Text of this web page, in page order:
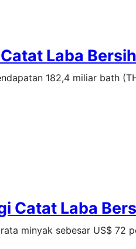
Laba
182,4 miliar bath
Catat Laba
minyak sebesar US$ 72